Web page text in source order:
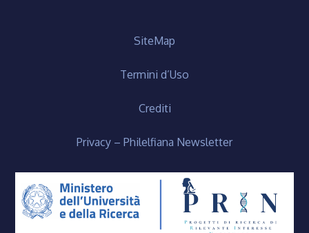
SiteMap
Termini d’Uso
Crediti
Privacy – Philelfiana Newsletter